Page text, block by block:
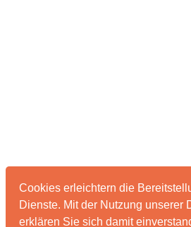
Cookies erleichtern die
Dienste. Mit der Nutzung unserer
erklären Sie sich damit